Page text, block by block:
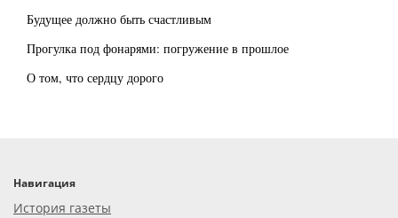
Будущее должно быть счастливым
Прогулка под фонарями: погружение в прошлое
О том, что сердцу дорого
Навигация
История газеты